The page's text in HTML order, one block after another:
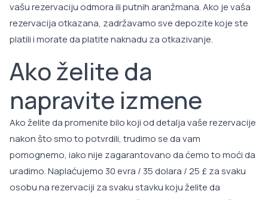
vašu rezervaciju odmora ili putnih aranžmana. Ako je vaša
rezervacija otkazana, zadržavamo sve depozite koje ste
platili i morate da platite naknadu za otkazivanje.
Ako želite da
napravite izmene
Ako želite da promenite bilo koji od detalja vaše rezervacije
nakon što smo to potvrdili, trudimo se da vam
pomognemo, iako nije zagarantovano da ćemo to moći da
uradimo. Naplaćujemo 30 evra / 35 dolara / 25 £ za svaku
osobu na rezervaciji za svaku stavku koju želite da